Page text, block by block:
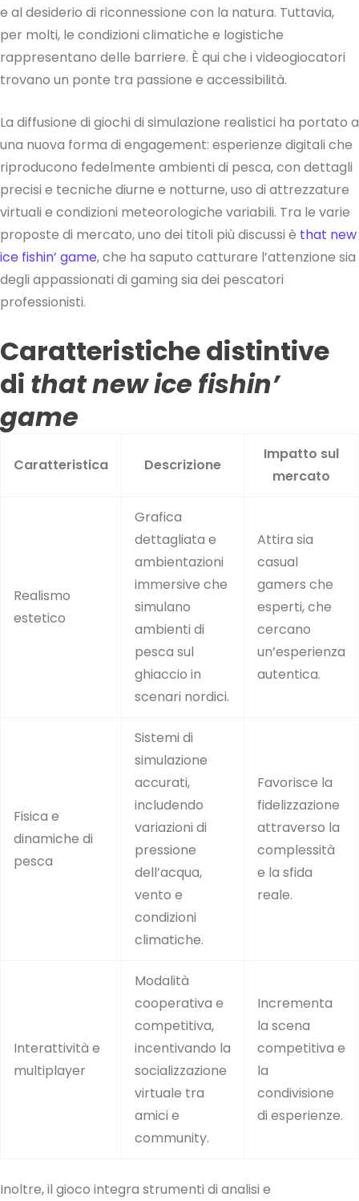
e al desiderio di riconnessione con la natura. Tuttavia,
per molti, le condizioni climatiche e logistiche
rappresentano delle barriere. È qui che i videogiocatori
trovano un ponte tra passione e accessibilità.
La diffusione di giochi di simulazione realistici ha portato a
una nuova forma di engagement: esperienze digitali che
riproducono fedelmente ambienti di pesca, con dettagli
precisi e tecniche diurne e notturne, uso di attrezzature
virtuali e condizioni meteorologiche variabili. Tra le varie
proposte di mercato, uno dei titoli più discussi è that new
ice fishin’ game, che ha saputo catturare l’attenzione sia
degli appassionati di gaming sia dei pescatori
professionisti.
Caratteristiche distintive
di that new ice fishin’
game
Caratteristica Descrizione
Impatto sul
mercato
Realismo
estetico
Grafica
dettagliata e
ambientazioni
immersive che
simulano
ambienti di
pesca sul
ghiaccio in
scenari nordici.
Attira sia
casual
gamers che
esperti, che
cercano
un’esperienza
autentica.
Fisica e
dinamiche di
pesca
Sistemi di
simulazione
accurati,
includendo
variazioni di
pressione
dell’acqua,
vento e
condizioni
climatiche.
Favorisce la
fidelizzazione
attraverso la
complessità
e la sfida
reale.
Interattività e
multiplayer
Modalità
cooperativa e
competitiva,
incentivando la
socializzazione
virtuale tra
amici e
community.
Incrementa
la scena
competitiva e
la
condivisione
di esperienze.
Inoltre, il gioco integra strumenti di analisi e